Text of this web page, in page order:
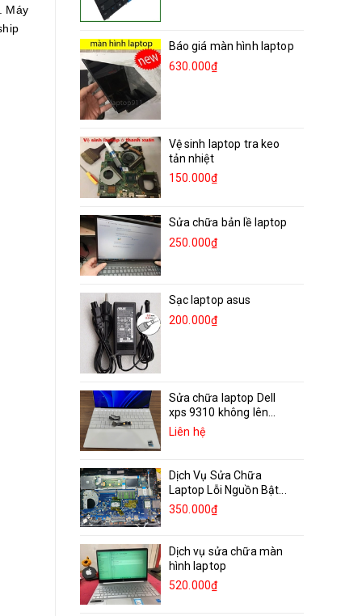
Máy
Báo giá màn hình laptop
630.000₫
Vệ sinh laptop tra keo
tản nhiệt
150.000₫
Sửa chữa bản lề laptop
250.000₫
Sạc laptop asus
200.000₫
Sửa chữa laptop Dell
xps 9310 không lên...
Liên hệ
Dịch Vụ Sửa Chữa
Laptop Lỗi Nguồn Bật...
350.000₫
Dịch vụ sửa chữa màn
hình laptop
520.000₫